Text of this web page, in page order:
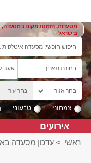
מסעדות, הזמנת מקום במסעדה,
בישראל
צמחוני טבעוני
אירועים
ראשי > עדכון מסעדה